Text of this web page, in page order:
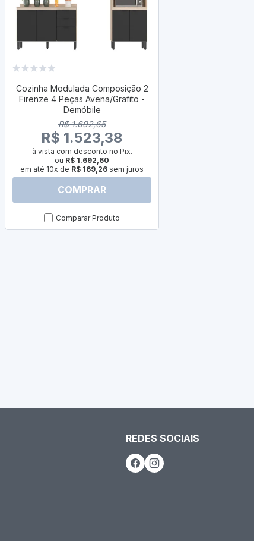
Cozinha Modulada Composição 2
Firenze 4 Peças Avena/Grafito -
Demóbile
R$ 1.692,65
R$ 1.523,38
à vista com desconto no Pix.
ou R$ 1.692,60
em até 10x de R$ 169,26 sem juros
COMPRAR
Comparar Produto
REDES SOCIAIS